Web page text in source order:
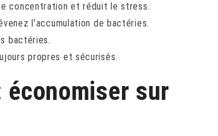
concentration et réduit le stress.
l’accumulation de bactéries.
bactéries.
propres et sécurisés.
sur